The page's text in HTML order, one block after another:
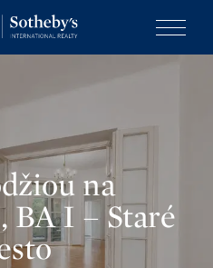
Slovakia
na
BA I – Staré